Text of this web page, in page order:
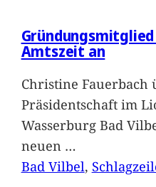
Amtszeit an
Christine
Präsidentschaft im
Wasserburg Bad
neuen …
Bad Vilbel,